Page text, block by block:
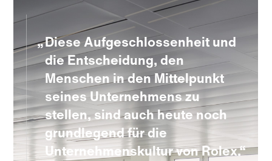
Diese Aufgeschlossenheit und
die Entscheidung, den
Menschen in den Mittelpunkt
seines Unternehmens zu
stellen, sind auch heute noch
grundlegend für die
Unternehmens­kultur von Rolex.